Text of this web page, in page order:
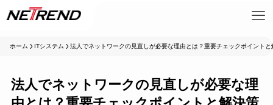
ホーム ITシステム 法人でネットワークの見直しが必要な理由とは？重要チェックポイントと
法人でネットワークの見直しが必要な理